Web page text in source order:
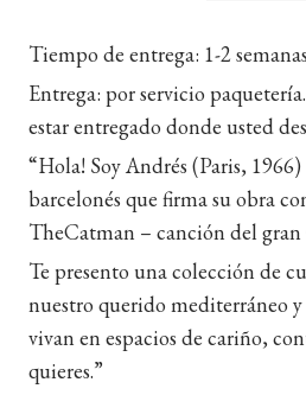
Tiempo de entrega: 1-2 semanas
Entrega: por servicio paquetería.
estar entregado donde usted
“Hola! Soy Andrés (Paris,
barcelonés que firma su obra
TheCatman – canción del
Te presento una colección de
nuestro querido mediterráneo y
vivan en espacios de cariño,
quieres.”